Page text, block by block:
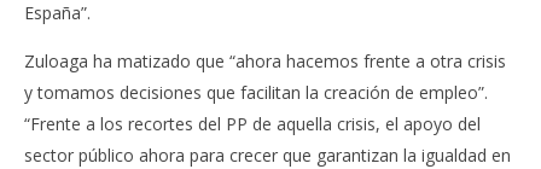
España”.
Zuloaga ha matizado que “ahora hacemos frente a otra crisis
y tomamos decisiones que facilitan la creación de empleo”.
“Frente a los recortes del PP de aquella crisis, el apoyo del
sector público ahora para crecer que garantizan la igualdad en